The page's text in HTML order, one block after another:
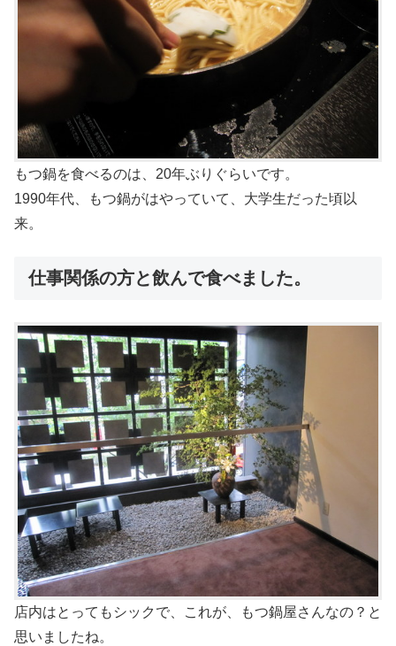
もつ鍋を食べるのは、20年ぶりぐらいです。
1990年代、もつ鍋がはやっていて、大学生だった頃以
来。
仕事関係の方と飲んで食べました。
店内はとってもシックで、これが、もつ鍋屋さんなの？と
思いましたね。